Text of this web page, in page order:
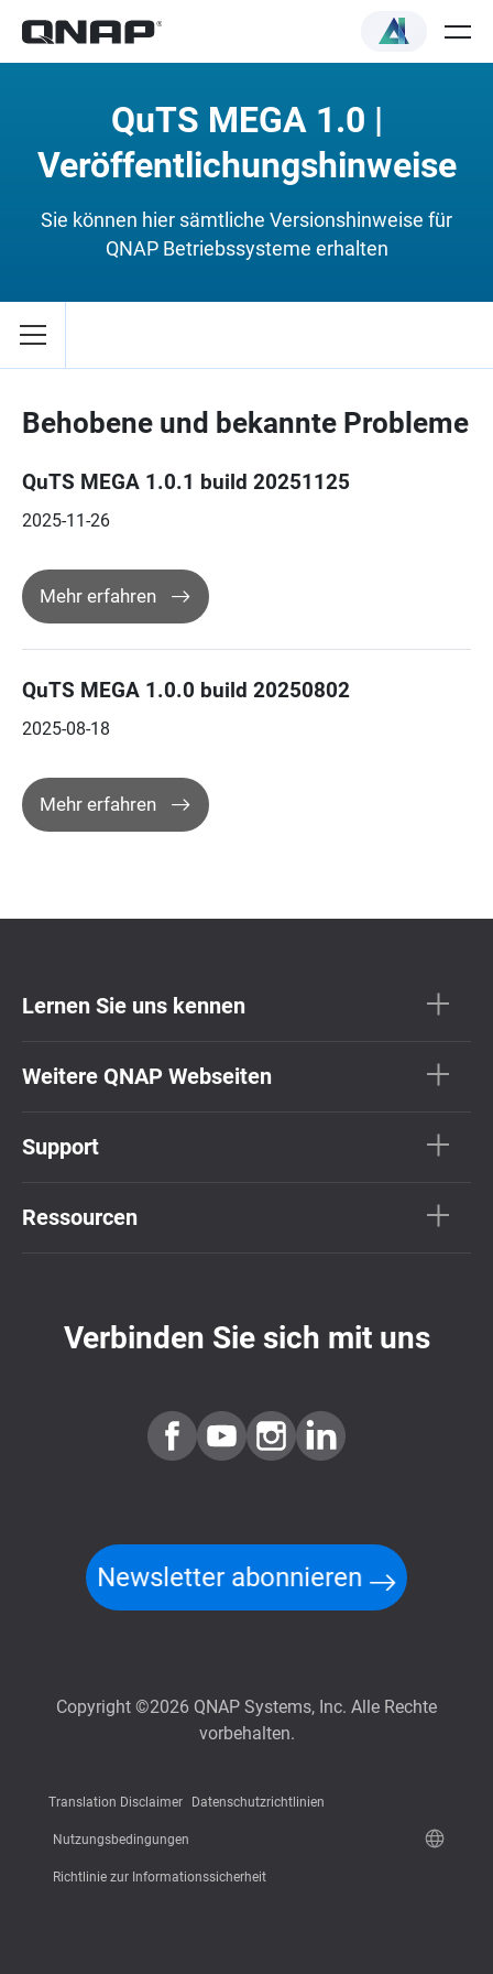
QuTS MEGA 1.0 |
Veröffentlichungshinweise
Sie können hier sämtliche Versionshinweise für
QNAP Betriebssysteme erhalten
Behobene und bekannte Probleme
QuTS MEGA 1.0.1 build 20251125
2025-11-26
Mehr erfahren
QuTS MEGA 1.0.0 build 20250802
2025-08-18
Mehr erfahren
Lernen Sie uns kennen
Weitere QNAP Webseiten
Support
Ressourcen
Verbinden Sie sich mit uns
Newsletter abonnieren
Copyright ©2026 QNAP Systems, Inc. Alle Rechte
vorbehalten.
Translation Disclaimer Datenschutzrichtlinien
Nutzungsbedingungen
Richtlinie zur Informationssicherheit